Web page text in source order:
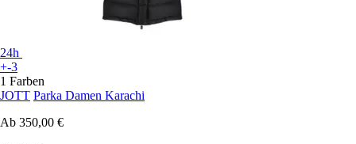
24h
+-3
1 Farben
JOTT Parka Damen Karachi
Ab 350,00 €